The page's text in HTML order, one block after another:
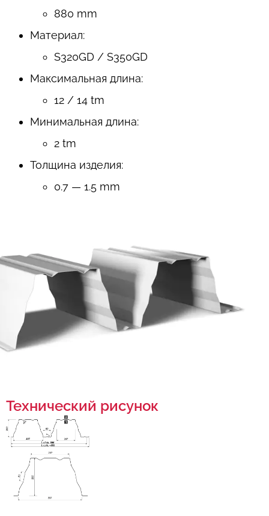
880 mm
Материал:
S320GD / S350GD
Максимальная длина:
12 / 14 tm
Минимальная длина:
2 tm
Толщина изделия:
0.7 — 1.5 mm
Технический рисунок